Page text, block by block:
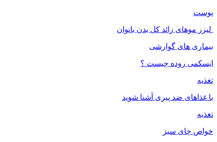
پوست
لیزر موهای زائد کل بدن بانوان
بیماری های گوارشی
ایسکمی روده چیست ؟
تغذیه
با غذاهای ضد پیری آشنا شوید
تغذیه
خواص چای سبز